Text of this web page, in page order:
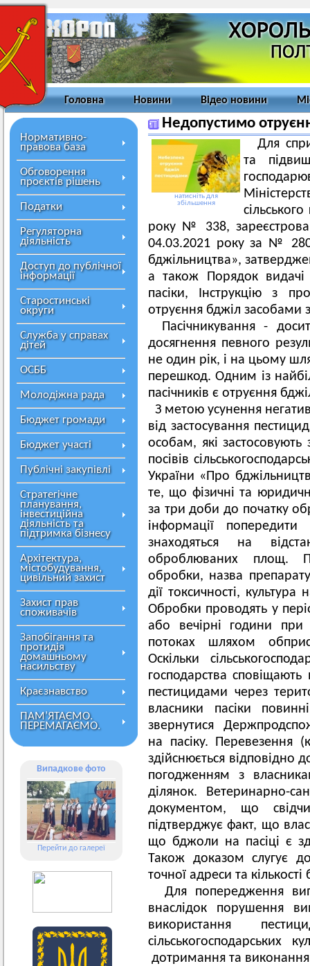
Головна Новини Відео новини
Нормативно-
правова база
Обговорення
проєктів рішень
Податки
Регуляторна
діяльність
Доступ до публічної
інформації
Старостинські
округи
Служба у справах
дітей
ОСББ
Молодіжна рада
Бюджет громади
Бюджет участі
Публічні закупівлі
Стратегічне
планування,
інвестиційна
діяльність та
підтримка бізнесу
Архітектура,
містобудування,
цивільний захист
Захист прав
споживачів
Запобігання та
протидія
домашньому
насильству
Краєзнавство
ПАМ’ЯТАЄМО.
ПЕРЕМАГАЄМО.
Випадкове фото
Перейти до галереї
Недопустимо
натисніть для
збільшення
Для
та
року № 338,
04.03.2021 року за №
бджільництва»,
а також Порядок видачі
пасіки, Інструкцію з
отруєння бджіл засобами
Пасічникування -
досягнення певного
не один рік, і на цьому
перешкод. Одним із
пасічників є отруєння
З метою усунення
від застосування
особам, які
посівів
України «Про
те, що фізичні та
за три доби до початку
інформації
знаходяться на
оброблюваних площ.
обробки, назва
дії токсичності,
Обробки проводять у
або вечірні години при
потоках шляхом
Оскільки
господарства
пестицидами через
власники пасіки
звернутися
на пасіку. Перевезення
здійснюється відповідно
погодженням з
ділянок. Ветеринарно-
документом, що
підтверджує факт, що
що бджоли на пасіці є
Також доказом слугує
точної адреси та
Для попередження
внаслідок порушення
використання
сільськогосподарських
дотримання та